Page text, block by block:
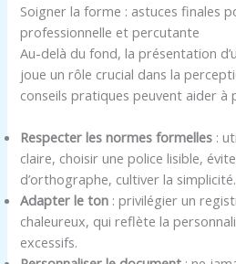
Soigner la forme : astuces finales
professionnelle et percutante
Au-delà du fond, la présentation
joue un rôle crucial dans la
conseils pratiques peuvent aider à
Respecter les normes formelles :
claire, choisir une police lisible,
d’orthographe, cultiver la simplicité.
Adapter le ton : privilégier un
chaleureux, qui reflète la
excessifs.